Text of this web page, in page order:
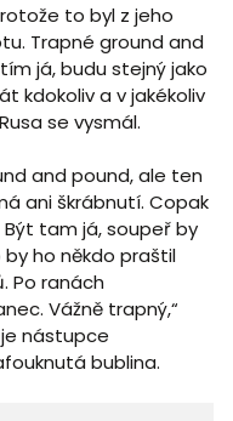
to byl z jeho
Trapné ground and
já, budu stejný jako
kdokoliv a v jakékoliv
se vysmál.
and pound, ale ten
ani škrábnutí. Copak
Být tam já, soupeř by
by ho někdo praštil
Po ranách
Vážně trapný,“
nástupce
bublina.